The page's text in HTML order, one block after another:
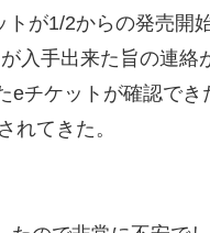
1/2からの発売開始
入手出来た旨の連絡
ケットが確認でき
てきた。